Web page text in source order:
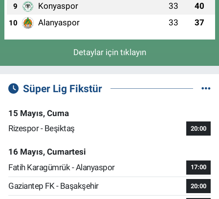
9 Konyaspor 33 40
10 Alanyaspor 33 37
Detaylar için tıklayın
Süper Lig Fikstür
15 Mayıs, Cuma
Rizespor - Beşiktaş
20:00
16 Mayıs, Cumartesi
Fatih Karagümrük - Alanyaspor
17:00
Gaziantep FK - Başakşehir 20:00